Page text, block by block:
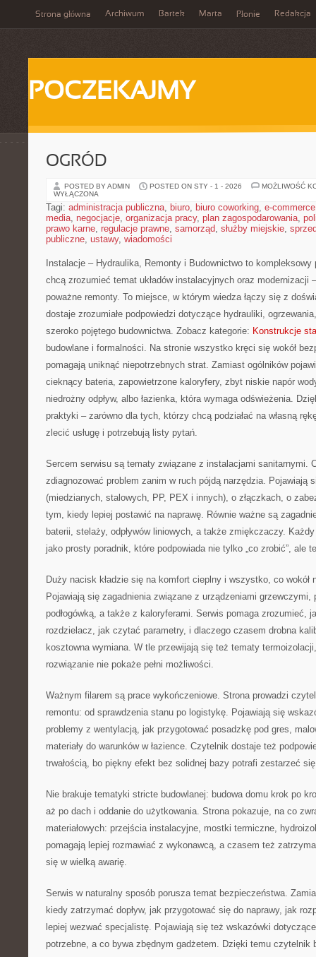
Strona główna Archiwum Bartek Marta Płonie Redakcja
POCZEKAJMY
OGRÓD
POSTED BY ADMIN POSTED ON STY - 1 - 2026
MOŻLIWOŚĆ
WYŁĄCZONA
Tagi: administracja publiczna, biuro, biuro coworking, e-commerce
media, negocjacje, organizacja pracy, plan zagospodarowania,
prawo karne, regulacje prawne, samorząd, służby miejskie,
publiczne, ustawy, wiadomości
Instalacje – Hydraulika, Remonty i Budownictwo to
chcą zrozumieć temat układów instalacyjnych oraz modernizacji
poważne remonty. To miejsce, w którym wiedza łączy się z
dostaje zrozumiałe podpowiedzi dotyczące hydrauliki,
szeroko pojętego budownictwa. Zobacz kategorie: Konstrukcje
budowlane i formalności. Na stronie wszystko kręci się wokół
pomagają uniknąć niepotrzebnych strat. Zamiast ogólników
cieknący bateria, zapowietrzone kaloryfery, zbyt niskie napór
niedrożny odpływ, albo łazienka, która wymaga odświeżenia.
praktyki – zarówno dla tych, którzy chcą podziałać na własną
zlecić usługę i potrzebują listy pytań.
Sercem serwisu są tematy związane z instalacjami sanitarnymi.
zdiagnozować problem zanim w ruch pójdą narzędzia. Pojawiają
(miedzianych, stalowych, PP, PEX i innych), o złączkach, o
tym, kiedy lepiej postawić na naprawę. Równie ważne są
baterii, stelaży, odpływów liniowych, a także zmiękczaczy.
jako prosty poradnik, które podpowiada nie tylko „co zrobić”, ale
Duży nacisk kładzie się na komfort cieplny i wszystko, co wokół
Pojawiają się zagadnienia związane z urządzeniami grzewczymi,
podłogówką, a także z kaloryferami. Serwis pomaga zrozumieć,
rozdzielacz, jak czytać parametry, i dlaczego czasem drobna
kosztowna wymiana. W tle przewijają się też tematy
rozwiązanie nie pokaże pełni możliwości.
Ważnym filarem są prace wykończeniowe. Strona prowadzi
remontu: od sprawdzenia stanu po logistykę. Pojawiają się
problemy z wentylacją, jak przygotować posadzkę pod gres,
materiały do warunków w łazience. Czytelnik dostaje też
trwałością, bo piękny efekt bez solidnej bazy potrafi zestarzeć
Nie brakuje tematyki stricte budowlanej: budowa domu krok po
aż po dach i oddanie do użytkowania. Strona pokazuje, na co
materiałowych: przejścia instalacyjne, mostki termiczne,
pomagają lepiej rozmawiać z wykonawcą, a czasem też
się w wielką awarię.
Serwis w naturalny sposób porusza temat bezpieczeństwa.
kiedy zatrzymać dopływ, jak przygotować się do naprawy, jak
lepiej wezwać specjalistę. Pojawiają się też wskazówki
potrzebne, a co bywa zbędnym gadżetem. Dzięki temu czytelnik